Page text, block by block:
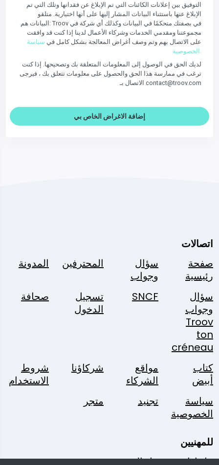
التوفيق بين إعلانات الكائنات التي تم الإبلاغ عن فقدانها وتلك التي تم
الإبلاغ عنها باستثناء البيانات المشار إليها على أنها اختيارية. متلقو
البيانات هم: Troov في بصفتك متحكمًا في البيانات وكذلك أي شركة في
مجموعتنا ومقدمي الخدمات وشركاء الأعمال لدينا إذا كنت قد وافقت
على الاتصال بهم وتم وصف أغراض المعالجة بشكل كامل في سياسة
الخصوصية.
لديك الحق في الوصول إلى المعلومات المتعلقة بك وتصحيحها. إذا كنت
ترغب في ممارسة هذا الحق والحصول على معلومات تتعلق بك ، فيرجى
الاتصال بـ contact@troov.com
إضافة الاغراض الخاص بي
اتصالات
صفحة
رئيسية
سؤال
وجواب
المحترفين المدونة
سؤال
وجواب
Troov
ton
créneau
SNCF
تسجيل
الدخول
صحافة
كتاب
أبيض
مواقع
الشركاء
شركاؤنا
شروط
الاستخدام
سياسة
الخصوصية
تجنيد متجر
للمهنيين
حل إدارة
حل الحجز